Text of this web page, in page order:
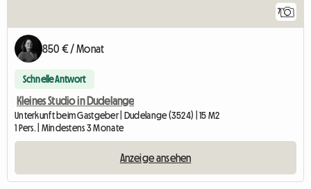
7
850 € / Monat
Schnelle Antwort
Kleines Studio in Dudelange
Unterkunft beim Gastgeber | Dudelange (3524) | 15 M2
1 Pers. | Mindestens 3 Monate
Anzeige ansehen